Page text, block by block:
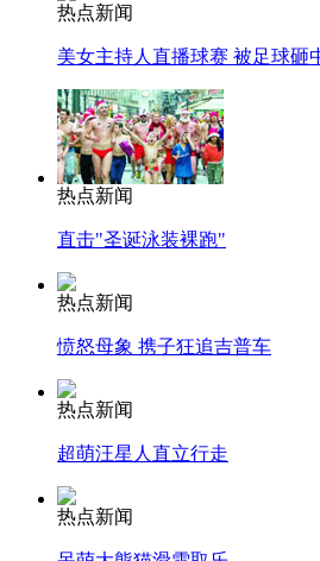
消防员救轻生者 花炮节热闹非凡
纽约上演“枕头大战”
司机酒驾遇交警 急速倒车逃窜
热点新闻
美女主持人直播球赛 被足球砸
热点新闻
直击"圣诞泳装裸跑"
热点新闻
愤怒母象 携子狂追吉普车
热点新闻
超萌汪星人直立行走
热点新闻